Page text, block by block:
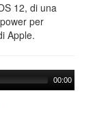
12, di una
per
Apple.
00:00